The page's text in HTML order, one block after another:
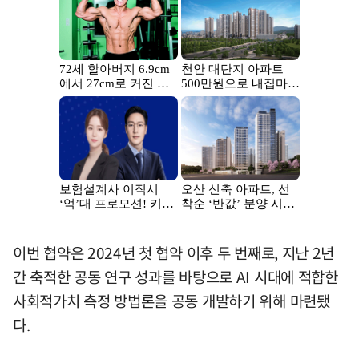
이번 협약은 2024년 첫 협약 이후 두 번째로, 지난 2년
간 축적한 공동 연구 성과를 바탕으로 AI 시대에 적합한
사회적가치 측정 방법론을 공동 개발하기 위해 마련됐
다.